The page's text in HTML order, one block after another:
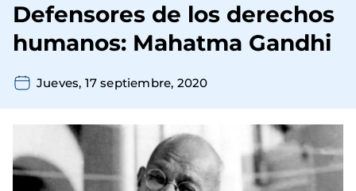
navegación
Defensores de los derechos
humanos: Mahatma Gandhi
Jueves, 17 septiembre, 2020